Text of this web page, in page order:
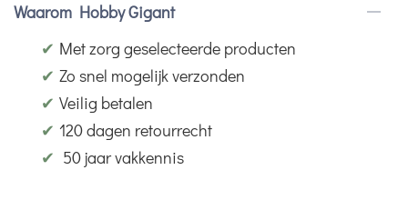
Waarom Hobby Gigant
✔ Met zorg geselecteerde producten
✔ Zo snel mogelijk verzonden
✔ Veilig betalen
✔ 120 dagen retourrecht
✔ 50 jaar vakkennis